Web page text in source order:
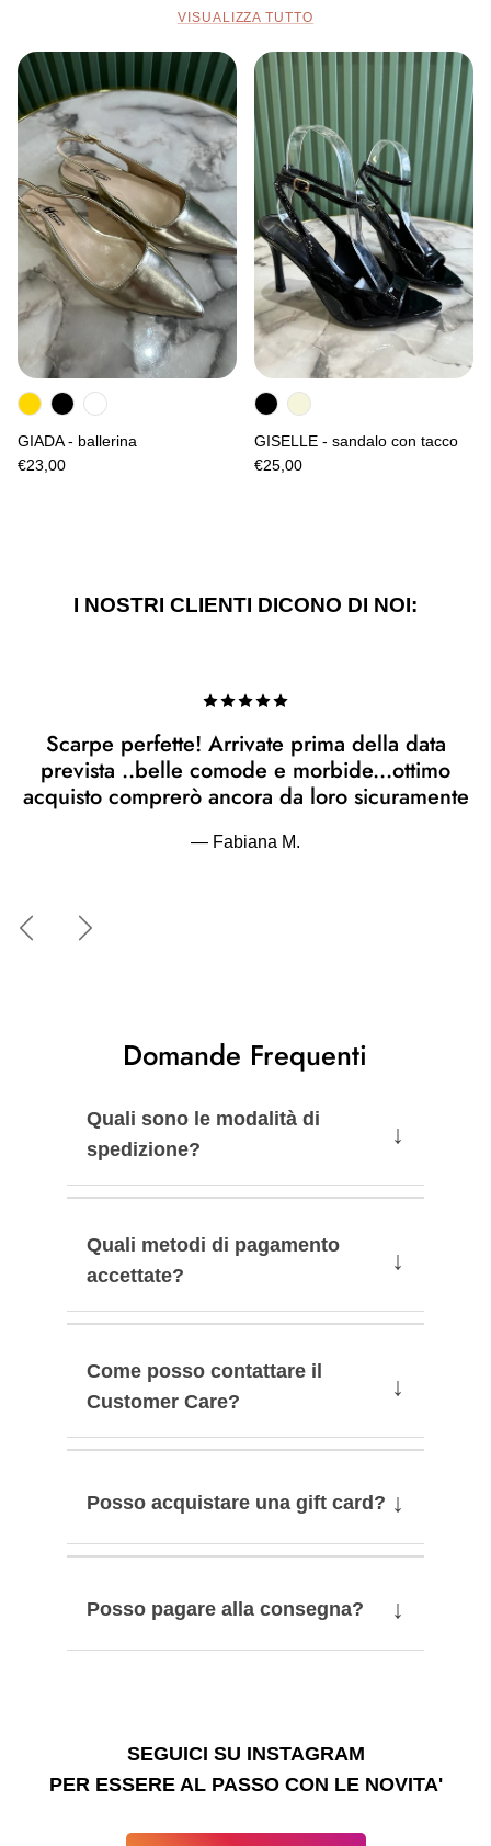
VISUALIZZA TUTTO
GIADA - ballerina
€23,00
GISELLE - sandalo con tacco
€25,00
I NOSTRI CLIENTI DICONO DI NOI:
Scarpe perfette! Arrivate prima della data
prevista ..belle comode e morbide...ottimo
acquisto comprerò ancora da loro sicuramente
— Fabiana M.
IndietroAvanti
Domande Frequenti
Quali sono le modalità di
spedizione?
↓
Quali metodi di pagamento
accettate?
↓
Come posso contattare il
Customer Care?
↓
Posso acquistare una gift card? ↓
Posso pagare alla consegna? ↓
SEGUICI SU INSTAGRAM
PER ESSERE AL PASSO CON LE NOVITA'